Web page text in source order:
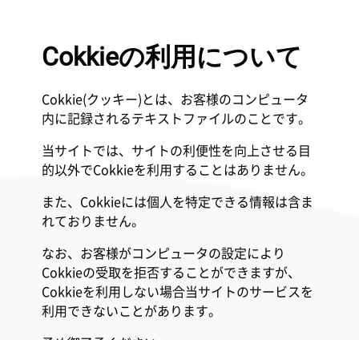
Cokkieの利用について
Cokkie(クッキー)とは、お客様のコンピュータ
内に記録されるテキストファイルのことです。
当サイトでは、サイトの利便性を向上させる目
的以外でCokkieを利用することはありません。
また、Cokkieには個人を特定できる情報は含ま
れておりません。
なお、お客様がコンピュータの設定により
Cokkieの受取を拒否することができますが、
Cokkieを利用しない場合当サイトのサービスを
利用できないことがあります。